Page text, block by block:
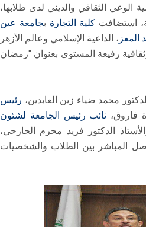
الوعي الثقافي والديني لدى طلابها،
استضافت كلية التجارة بجامعة عين
، الداعية الإسلامي وعالم الأزهر
رفيعة المستوى بعنوان "رمضان
محمد ضياء زين العابدين، رئيس
فاروق، نائب رئيس الجامعة لشئون
الدكتور فريد محرم الجارحي،
المباشر بين الطلاب والشخصيات